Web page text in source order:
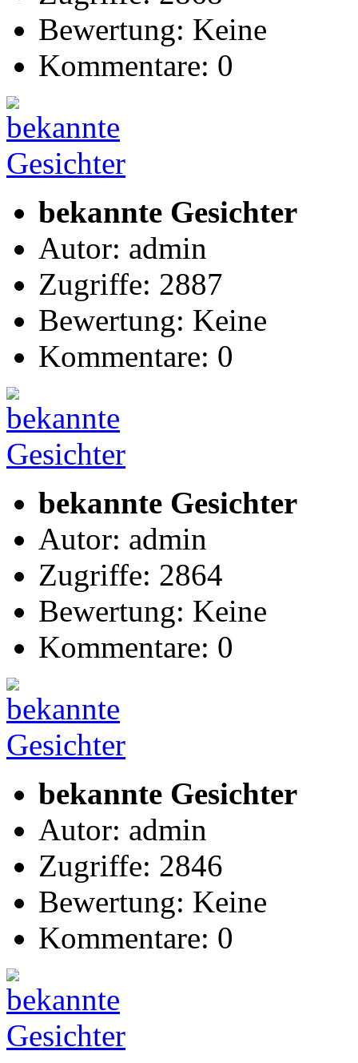
Bewertung: Keine
Kommentare: 0
bekannte Gesichter
Autor: admin
Zugriffe: 2887
Bewertung: Keine
Kommentare: 0
bekannte Gesichter
Autor: admin
Zugriffe: 2864
Bewertung: Keine
Kommentare: 0
bekannte Gesichter
Autor: admin
Zugriffe: 2846
Bewertung: Keine
Kommentare: 0